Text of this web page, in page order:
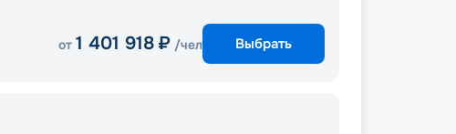
от 1 401 918 ₽ /чел Выбрать